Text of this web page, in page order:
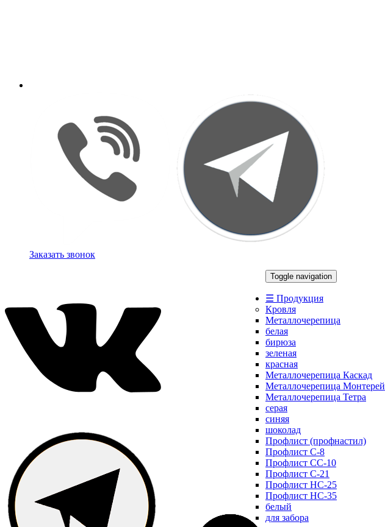
Заказать звонок
Toggle navigation
☰ Продукция
Кровля
Металлочерепица
белая
бирюза
зеленая
красная
Металлочерепица Каскад
Металлочерепица Монтерей
Металлочерепица Тетра
серая
синяя
шоколад
Профлист (профнастил)
Профлист С-8
Профлист СС-10
Профлист C-21
Профлист НС-25
Профлист НС-35
белый
для забора